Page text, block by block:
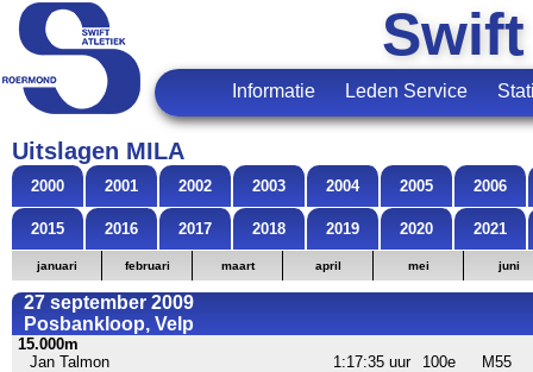
Informatie Leden Service
Uitslagen MILA
2000 2001 2002 2003 2004 2005 2006
2015 2016 2017 2018 2019 2020 2021
januari februari maart april mei juni
27 september 2009
Posbankloop, Velp
15.000m
Jan Talmon
1:17:35 uur 100e M55